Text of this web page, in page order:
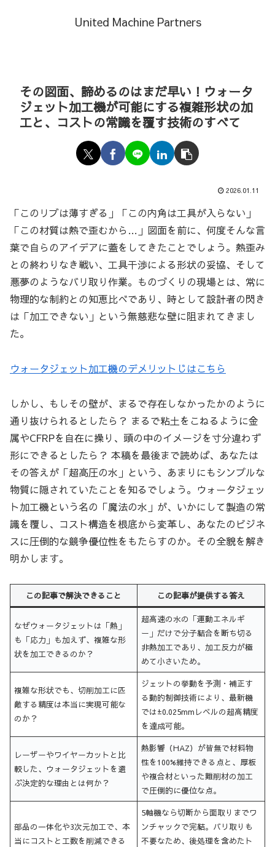
United Machine Partners
その図面、諦めるのはまだ早い！ウォータ
ジェット加工機が可能にする複雑形状の加
工と、コストの常識を覆す技術のすべて
2026.01.11
「このリブは薄すぎる」「この内角は工具が入らない」
「この材質は熱で歪むから…」図面を前に、何度そんな言
葉で自らのアイデアに蓋をしてきたことでしょう。熱歪み
との終わりなき戦い、工具干渉による形状の妥協、そして
悪夢のようなバリ取り作業。ものづくりの現場とは、常に
物理的な制約との知恵比べであり、時として設計者の閃き
は「加工できない」という無慈悲な壁に阻まれてきまし
た。
ウォータジェット加工機のデメリットじはこちら
しかし、もしその壁が、まるで存在しなかったかのように
通り抜けられるとしたら？ まるで粘土をこねるように金
属やCFRPを自在に操り、頭の中のイメージを寸分違わず
形にできるとしたら？ 本稿を最後まで読めば、あなたは
その答えが「超高圧の水」という、あまりにもシンプルな
物質に隠されていたことを知るでしょう。ウォータジェッ
ト加工機という名の「魔法の水」が、いかにして製造の常
識を覆し、コスト構造を根底から変革し、あなたのビジネ
スに圧倒的な競争優位性をもたらすのか。その全貌を解き
明かします。
この記事で解決できること この記事が提供する答え
なぜウォータジェットは「熱」
も「応力」も加えず、複雑な形
状を加工できるのか？
超高速の水の「運動エネルギ
ー」だけで分子結合を断ち切る
非熱加工であり、加工反力が極
めて小さいため。
複雑な形状でも、切削加工に匹
敵する精度は本当に実現可能な
のか？
ジェットの挙動を予測・補正す
る動的制御技術により、最新機
では±0.025mmレベルの超高精度
を達成可能。
レーザーやワイヤーカットと比
較した、ウォータジェットを選
ぶ決定的な理由とは何か？
熱影響（HAZ）が皆無で材料物
性を100%維持できる点と、厚板
や複合材といった難削材の加工
で圧倒的に優位な点。
部品の一体化や3次元加工で、本
当にコストと工数を削減できる
5軸機なら切断から面取りまでワ
ンチャックで完結。バリ取りも
不要なため、後処理を含めたト